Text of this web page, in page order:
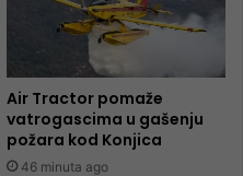
Air Tractor pomaže
vatrogascima u gašenju
požara kod Konjica
46 minuta ago